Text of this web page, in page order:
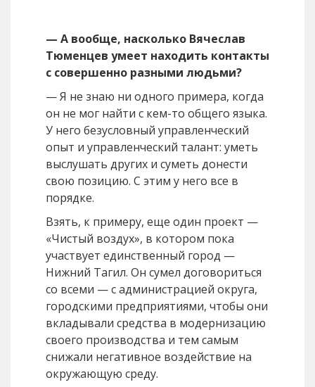
— А вообще, насколько Вячеслав
Тюменцев умеет находить контакты
с совершенно разными людьми?
— Я не знаю ни одного примера, когда
он не мог найти с кем-то общего языка.
У него безусловный управленческий
опыт и управленческий талант: уметь
выслушать других и суметь донести
свою позицию. С этим у него все в
порядке.
Взять, к примеру, еще один проект —
«Чистый воздух», в котором пока
участвует единственный город —
Нижний Тагил. Он сумел договориться
со всеми — с администрацией округа,
городскими предприятиями, чтобы они
вкладывали средства в модернизацию
своего производства и тем самым
снижали негативное воздействие на
окружающую среду.